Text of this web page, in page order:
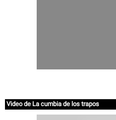
Video de La cumbia de los trapos